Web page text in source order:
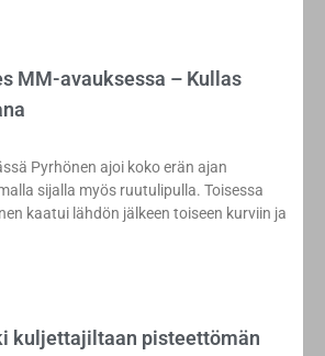
MM-avauksessa – Kullas
Pyrhönen ajoi koko erän ajan
sijalla myös ruutulipulla. Toisessa
kaatui lähdön jälkeen toiseen kurviin ja
kuljettajiltaan pisteettömän